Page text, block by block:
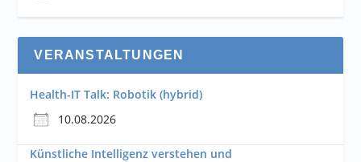
VERANSTALTUNGEN
Health-IT Talk: Robotik (hybrid)
10.08.2026
Künstliche Intelligenz verstehen und